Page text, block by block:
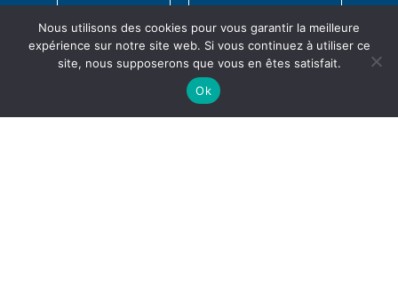
Nous utilisons des cookies pour vous garantir la meilleure
expérience sur notre site web. Si vous continuez à utiliser ce
site, nous supposerons que vous en êtes satisfait.
Ok